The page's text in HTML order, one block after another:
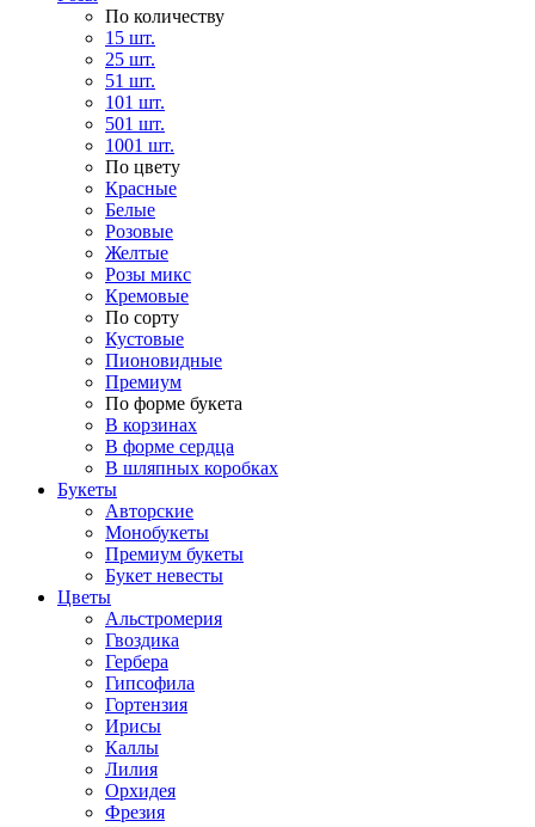
По количеству
15 шт.
25 шт.
51 шт.
101 шт.
501 шт.
1001 шт.
По цвету
Красные
Белые
Розовые
Желтые
Розы микс
Кремовые
По сорту
Кустовые
Пионовидные
Премиум
По форме букета
В корзинах
В форме сердца
В шляпных коробках
Букеты
Авторские
Монобукеты
Премиум букеты
Букет невесты
Цветы
Альстромерия
Гвоздика
Гербера
Гипсофила
Гортензия
Ирисы
Каллы
Лилия
Орхидея
Фрезия